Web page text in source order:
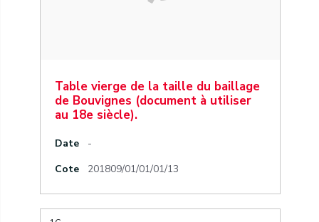
Table vierge de la taille du baillage
de Bouvignes (document à utiliser
au 18e siècle).
Date
-
Cote
201809/01/01/01/13